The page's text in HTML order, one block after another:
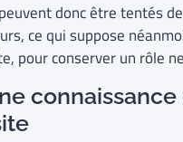
donc être tentés
ce qui suppose
pour conserver un rôle